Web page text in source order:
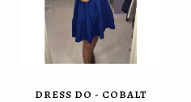
DRESS DO - COBALT